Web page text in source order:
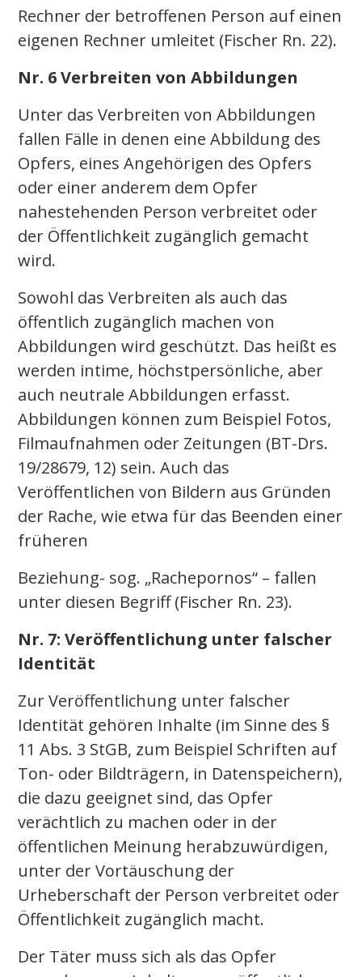
Rechner der betroffenen Person auf einen
eigenen Rechner umleitet (Fischer Rn. 22).
Nr. 6 Verbreiten von Abbildungen
Unter das Verbreiten von Abbildungen
fallen Fälle in denen eine Abbildung des
Opfers, eines Angehörigen des Opfers
oder einer anderem dem Opfer
nahestehenden Person verbreitet oder
der Öffentlichkeit zugänglich gemacht
wird.
Sowohl das Verbreiten als auch das
öffentlich zugänglich machen von
Abbildungen wird geschützt. Das heißt es
werden intime, höchstpersönliche, aber
auch neutrale Abbildungen erfasst.
Abbildungen können zum Beispiel Fotos,
Filmaufnahmen oder Zeitungen (BT-Drs.
19/28679, 12) sein. Auch das
Veröffentlichen von Bildern aus Gründen
der Rache, wie etwa für das Beenden einer
früheren
Beziehung- sog. „Rachepornos“ – fallen
unter diesen Begriff (Fischer Rn. 23).
Nr. 7: Veröffentlichung unter falscher
Identität
Zur Veröffentlichung unter falscher
Identität gehören Inhalte (im Sinne des §
11 Abs. 3 StGB, zum Beispiel Schriften auf
Ton- oder Bildträgern, in Datenspeichern),
die dazu geeignet sind, das Opfer
verächtlich zu machen oder in der
öffentlichen Meinung herabzuwürdigen,
unter der Vortäuschung der
Urheberschaft der Person verbreitet oder
Öffentlichkeit zugänglich macht.
Der Täter muss sich als das Opfer